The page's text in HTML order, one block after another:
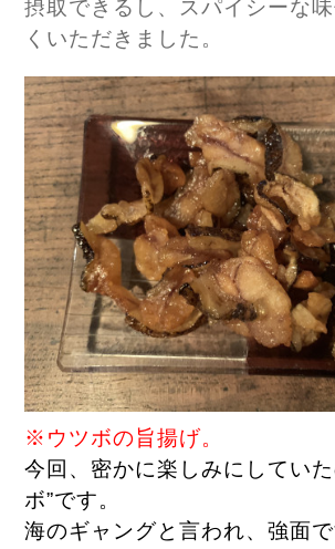
摂取できるし、スパイシーな
くいただきました。
※ウツボの旨揚げ。
今回、密かに楽しみにしていた
ボ”です。
海のギャングと言われ、強面